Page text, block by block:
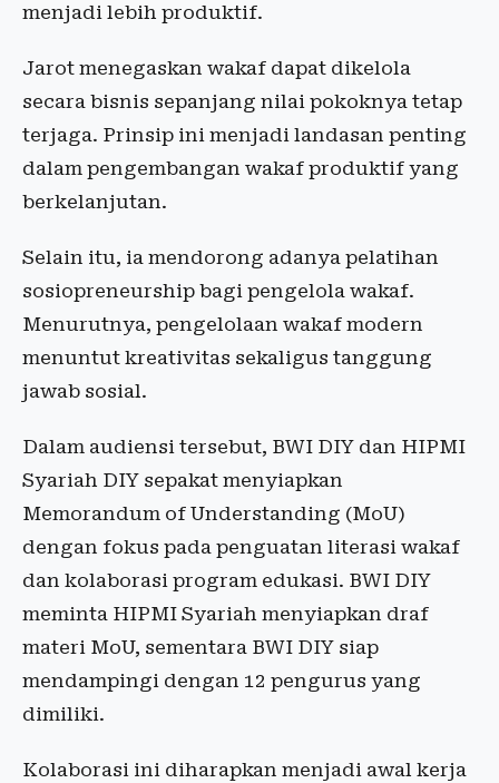
menjadi lebih produktif.
Jarot menegaskan wakaf dapat dikelola
secara bisnis sepanjang nilai pokoknya tetap
terjaga. Prinsip ini menjadi landasan penting
dalam pengembangan wakaf produktif yang
berkelanjutan.
Selain itu, ia mendorong adanya pelatihan
sosiopreneurship bagi pengelola wakaf.
Menurutnya, pengelolaan wakaf modern
menuntut kreativitas sekaligus tanggung
jawab sosial.
Dalam audiensi tersebut, BWI DIY dan HIPMI
Syariah DIY sepakat menyiapkan
Memorandum of Understanding (MoU)
dengan fokus pada penguatan literasi wakaf
dan kolaborasi program edukasi. BWI DIY
meminta HIPMI Syariah menyiapkan draf
materi MoU, sementara BWI DIY siap
mendampingi dengan 12 pengurus yang
dimiliki.
Kolaborasi ini diharapkan menjadi awal kerja